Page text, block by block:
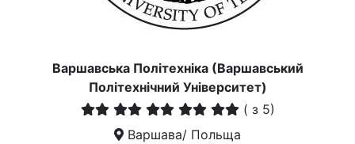
Варшавська Політехніка (Варшавський
Політехнічний Університет)
( з 5)
Варшава/ Польща